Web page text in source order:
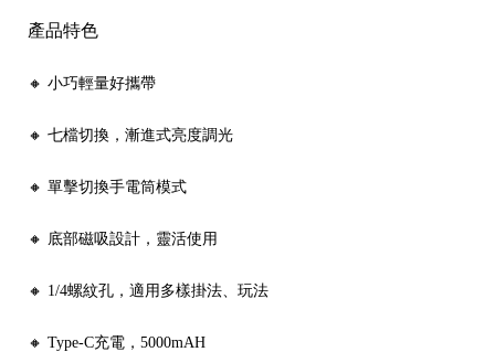
產品特色
🔸 小巧輕量好攜帶
🔸 七檔切換，漸進式亮度調光
🔸 單擊切換手電筒模式
🔸 底部磁吸設計，靈活使用
🔸 1/4螺紋孔，適用多樣掛法、玩法
🔸 Type-C充電，5000mAH